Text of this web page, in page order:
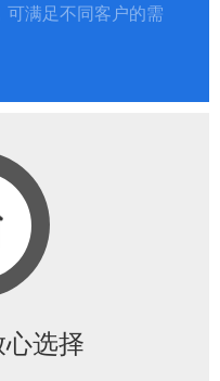
可满足不同客户的需
选择